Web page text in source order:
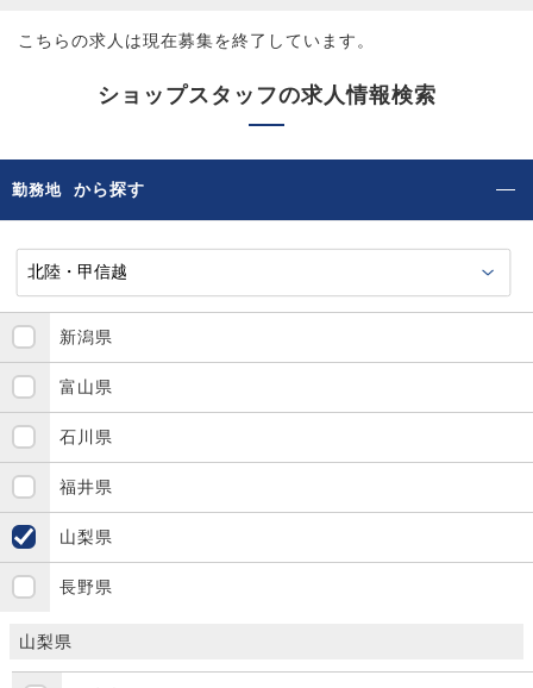
こちらの求人は現在募集を終了しています。
ショップスタッフの求人情報検索
勤務地 から探す
新潟県
富山県
石川県
福井県
山梨県
長野県
山梨県